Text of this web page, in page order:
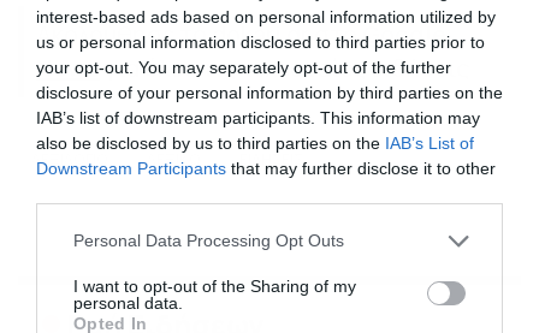
interest-based ads based on personal information utilized by
us or personal information disclosed to third parties prior to
your opt-out. You may separately opt-out of the further
disclosure of your personal information by third parties on the
IAB’s list of downstream participants. This information may
also be disclosed by us to third parties on the IAB’s List of
Downstream Participants that may further disclose it to other
Please note that this website/app uses one or more Google
not limited to your visit or usage behaviour. You may click to
grant or deny consent to Google and its third-party tags to
Personal Data Processing Opt Outs
I want to opt-out of the Sharing of my
personal data.
Opted In
Ακολούθησε το dokari.gr στοGoogle
Newsγια όλες τις τελευταίες ειδήσεις
ΛΕΞΙΛΟΓΙΟ ΛΕΞΙΚΟ ΕΙΔΗΣΕΙΣ
Ροή Ειδήσεων